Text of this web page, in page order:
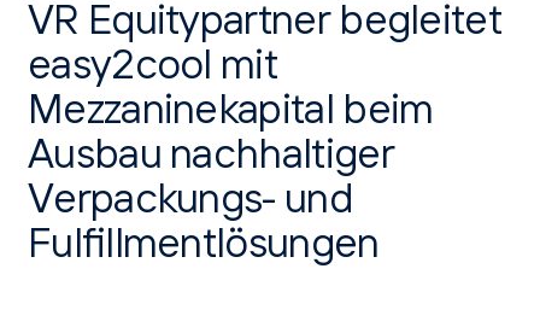
VR Equitypartner begleitet
easy2cool mit
Mezzaninekapital beim
Ausbau nachhaltiger
Verpackungs- und
Fulfillmentlösungen